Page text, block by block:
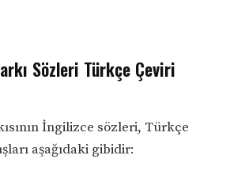
Sözleri Türkçe Çeviri
İngilizce sözleri, Türkçe
aşağıdaki gibidir: